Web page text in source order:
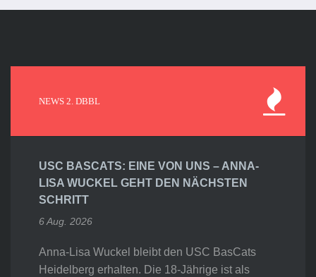
NEWS 2. DBBL
USC BASCATS: EINE VON UNS – ANNA-
LISA WUCKEL GEHT DEN NÄCHSTEN
SCHRITT
6 Aug. 2026
Anna-Lisa Wuckel bleibt den USC BasCats
Heidelberg erhalten. Die 18-Jährige ist als